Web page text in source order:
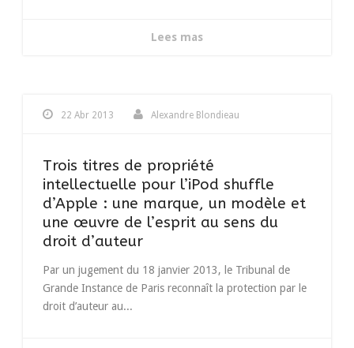
Lees mas
22 Abr 2013 Alexandre Blondieau
Trois titres de propriété
intellectuelle pour l’iPod shuffle
d’Apple : une marque, un modèle et
une œuvre de l’esprit au sens du
droit d’auteur
Par un jugement du 18 janvier 2013, le Tribunal de
Grande Instance de Paris reconnaît la protection par le
droit d’auteur au...